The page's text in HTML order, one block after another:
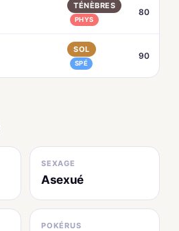
TÉNÈBRES
PHYS
80
SOL
SPÉ
90
SEXAGE
Asexué
POKÉRUS